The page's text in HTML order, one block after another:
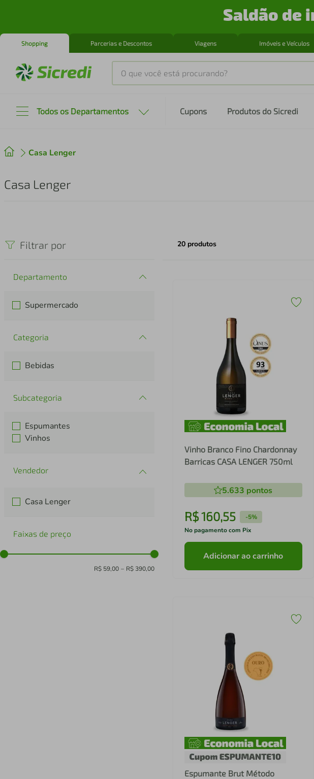
Saldão de
Shopping Parcerias e Descontos Viagens Imóveis e Veículos
O que você está procurando?
Todos os Departamentos Cupons Produtos do Sicredi
Casa Lenger
Casa Lenger
Filtrar por
Departamento
Supermercado
Categoria
Bebidas
Subcategoria
Espumantes
Vinhos
Casa Lenger
Faixas de preço
R$ 59,00 – R$ 390,00
20 produtos
Vinho Branco Fino Chardonnay
Barricas CASA LENGER 750ml
5.633 pontos
R$160,55 -5%
No pagamento com Pix
Adicionar ao carrinho
Espumante Brut Método